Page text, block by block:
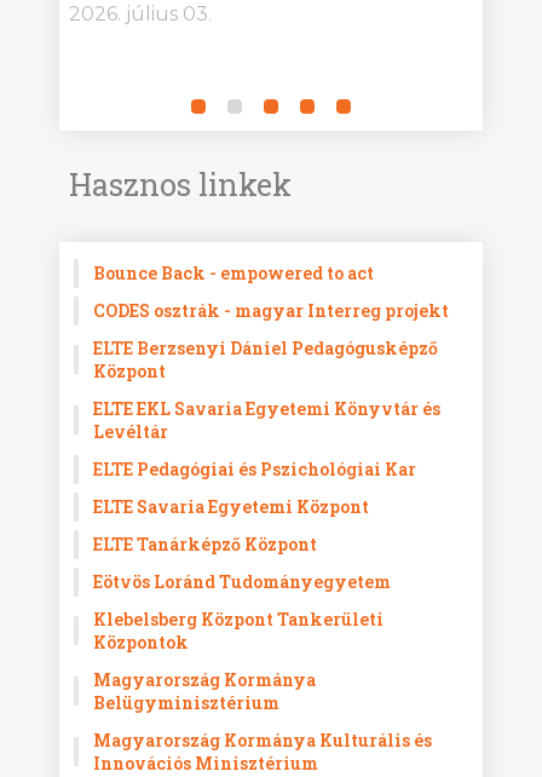
2026. július 03.
Hasznos linkek
Bounce Back - empowered to act
CODES osztrák - magyar Interreg projekt
ELTE Berzsenyi Dániel Pedagógusképző
Központ
ELTE EKL Savaria Egyetemi Könyvtár és
Levéltár
ELTE Pedagógiai és Pszichológiai Kar
ELTE Savaria Egyetemi Központ
ELTE Tanárképző Központ
Eötvös Loránd Tudományegyetem
Klebelsberg Központ Tankerületi
Központok
Magyarország Kormánya
Belügyminisztérium
Magyarország Kormánya Kulturális és
Innovációs Minisztérium